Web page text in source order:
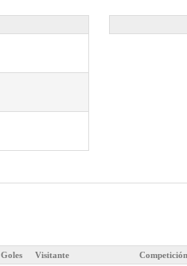
Goles Visitante Competición